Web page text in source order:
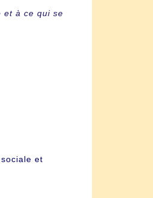
et à ce qui se
et